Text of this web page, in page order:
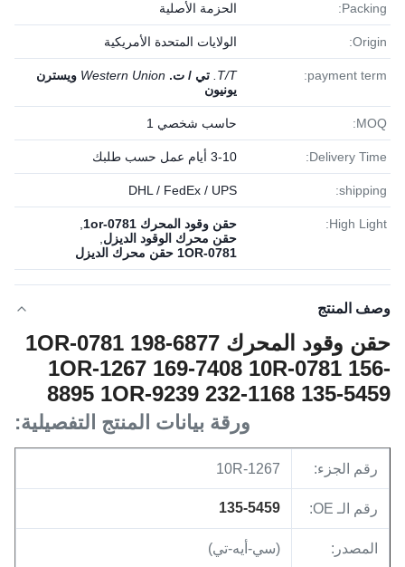
Packing: الحزمة الأصلية
Origin: الولايات المتحدة الأمريكية
payment term:
T/T. تي / ت. Western Union ويسترن
يونيون
MOQ: حاسب شخصي 1
Delivery Time: 3-10 أيام عمل حسب طلبك
shipping:
DHL / FedEx / UPS
High Light: حقن وقود المحرك 1or-0781
حقن محرك الوقود الديزل
1OR-0781 حقن محرك الديزل
وصف المنتج
حقن وقود المحرك 1OR-0781 198-6877
1OR-1267 169-7408 10R-0781 156-
8895 1OR-9239 232-1168 135-5459
ورقة بيانات المنتج التفصيلية:
رقم الجزء: 10R-1267
رقم الـ OE: 135-5459
المصدر: (سي-أيه-تي)